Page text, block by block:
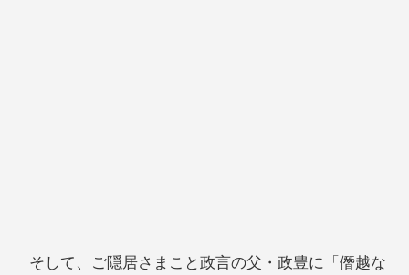
そして、ご隠居さまこと政言の父・政豊に「僭越な